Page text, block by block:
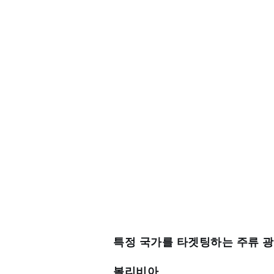
특정 국가를 타겟팅하는 주류
볼리비아